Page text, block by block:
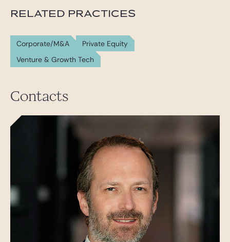
RELATED PRACTICES
Corporate/M&A
Private Equity
Venture & Growth Tech
Contacts